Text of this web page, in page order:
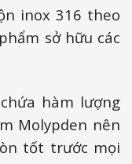
inox 316 theo
sở hữu các
hàm lượng
Molypden nên
tốt trước mọi